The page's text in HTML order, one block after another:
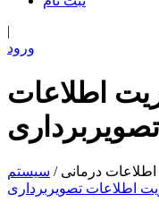
|
ورود
اطلاعات
تصویربرداری
درمانی / سیستم
اطلاعات تصویربرداری